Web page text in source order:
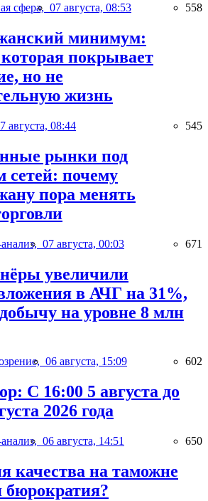
сфера, 07 августа, 08:53 558
минимум:
покрывает
но не
жизнь
августа, 08:44 545
рынки под
сетей: почему
пора менять
07 августа, 00:03 671
увеличили
в АЧГ на 31%,
на уровне 8 млн
06 августа, 15:09 602
С 16:00 5 августа до
2026 года
06 августа, 14:51 650
качества на таможне
бюрократия?